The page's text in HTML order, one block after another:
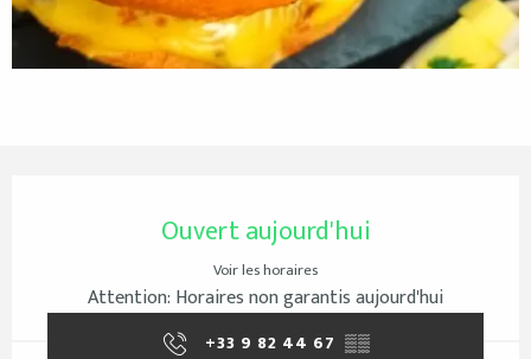
Ouvert aujourd'hui
Voir les horaires
Attention: Horaires non garantis aujourd'hui
+33 9 82 44 67 ▒▒